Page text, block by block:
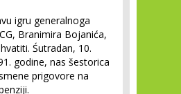
igru generalnoga
Branimira Bojanića,
Śutradan, 10.
godine, nas šestorica
prigovore na